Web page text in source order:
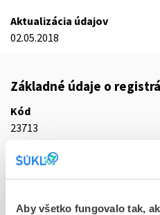
Aby všetko fungovalo tak,
Aktualizácia údajov
02.05.2018
Základné údaje o
Kód
23713
Registračné číslo
Doplnok